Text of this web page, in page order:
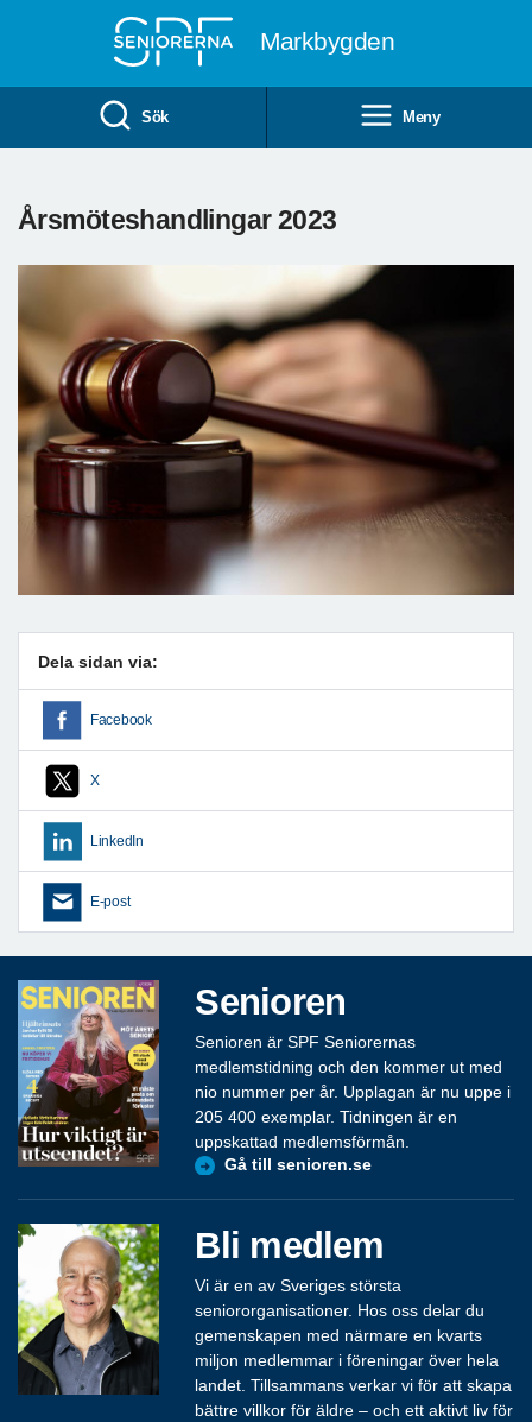
Markbygden
Sök Meny
Årsmöteshandlingar 2023
Dela sidan via:
Facebook
X
LinkedIn
E-post
Senioren
Senioren är SPF Seniorernas
medlemstidning och den kommer ut med
nio nummer per år. Upplagan är nu uppe i
205 400 exemplar. Tidningen är en
uppskattad medlemsförmån.
Gå till senioren.se
Bli medlem
Vi är en av Sveriges största
seniororganisationer. Hos oss delar du
gemenskapen med närmare en kvarts
miljon medlemmar i föreningar över hela
landet. Tillsammans verkar vi för att skapa
bättre villkor för äldre – och ett aktivt liv för